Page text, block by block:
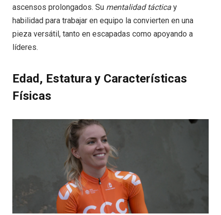
ascensos prolongados. Su mentalidad táctica y
habilidad para trabajar en equipo la convierten en una
pieza versátil, tanto en escapadas como apoyando a
líderes.
Edad, Estatura y Características
Físicas